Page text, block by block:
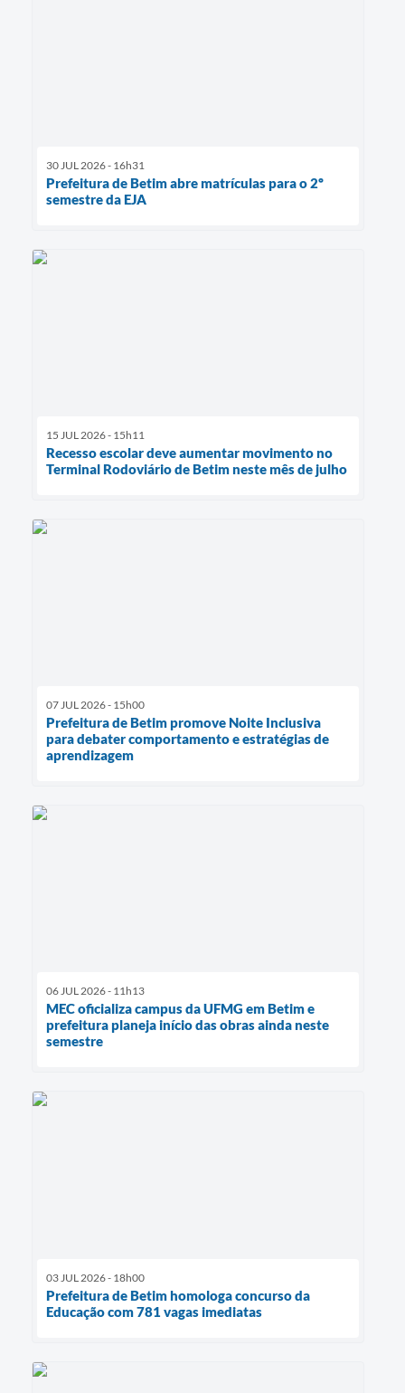
30 JUL 2026 - 16h31
Prefeitura de Betim abre matrículas para o 2º
semestre da EJA
15 JUL 2026 - 15h11
Recesso escolar deve aumentar movimento no
Terminal Rodoviário de Betim neste mês de julho
07 JUL 2026 - 15h00
Prefeitura de Betim promove Noite Inclusiva
para debater comportamento e estratégias de
aprendizagem
06 JUL 2026 - 11h13
MEC oficializa campus da UFMG em Betim e
prefeitura planeja início das obras ainda neste
semestre
03 JUL 2026 - 18h00
Prefeitura de Betim homologa concurso da
Educação com 781 vagas imediatas